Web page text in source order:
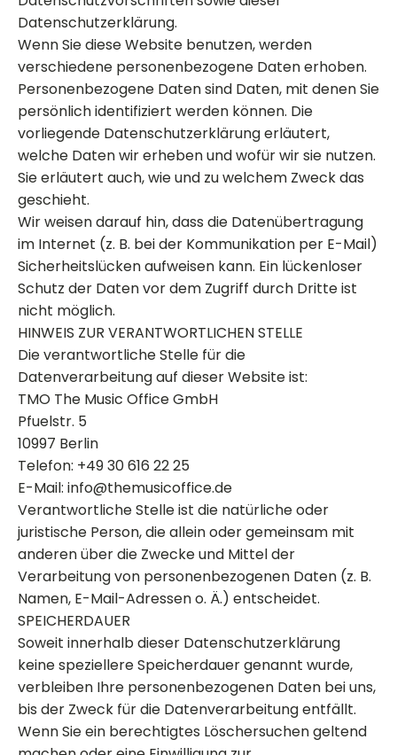
Datenschutzerklärung.
Wenn Sie diese Website benutzen, werden
verschiedene personenbezogene Daten erhoben.
Personenbezogene Daten sind Daten, mit denen Sie
persönlich identifiziert werden können. Die
vorliegende Datenschutzerklärung erläutert,
welche Daten wir erheben und wofür wir sie nutzen.
Sie erläutert auch, wie und zu welchem Zweck das
geschieht.
Wir weisen darauf hin, dass die Datenübertragung
im Internet (z. B. bei der Kommunikation per E-Mail)
Sicherheitslücken aufweisen kann. Ein lückenloser
Schutz der Daten vor dem Zugriff durch Dritte ist
nicht möglich.
HINWEIS ZUR VERANTWORTLICHEN STELLE
Die verantwortliche Stelle für die
Datenverarbeitung auf dieser Website ist:
TMO The Music Office GmbH
Pfuelstr. 5
10997 Berlin
Telefon: +49 30 616 22 25
E-Mail: info@themusicoffice.de
Verantwortliche Stelle ist die natürliche oder
juristische Person, die allein oder gemeinsam mit
anderen über die Zwecke und Mittel der
Verarbeitung von personenbezogenen Daten (z. B.
Namen, E-Mail-Adressen o. Ä.) entscheidet.
SPEICHERDAUER
Soweit innerhalb dieser Datenschutzerklärung
keine speziellere Speicherdauer genannt wurde,
verbleiben Ihre personenbezogenen Daten bei uns,
bis der Zweck für die Datenverarbeitung entfällt.
Wenn Sie ein berechtigtes Löschersuchen geltend